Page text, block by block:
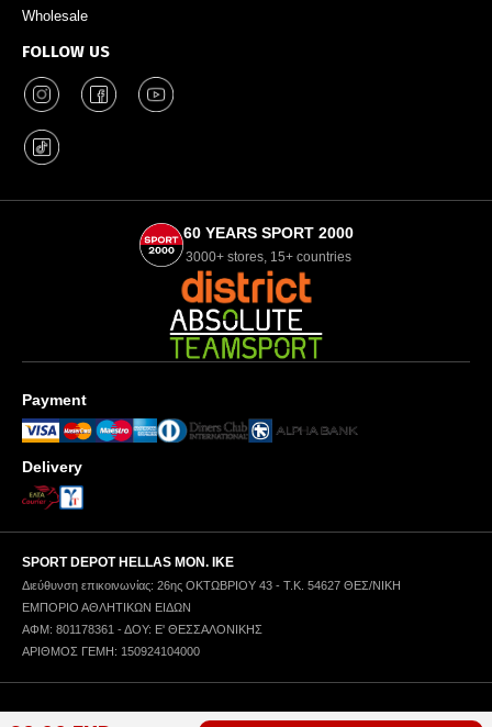
Wholesale
FOLLOW US
60 YEARS SPORT 2000
3000+ stores, 15+ countries
Payment
Delivery
SPORT DEPOT HELLAS ΜΟΝ. ΙΚΕ
Διεύθυνση επικοινωνίας: 26ης ΟΚΤΩΒΡΙΟΥ 43 - Τ.Κ. 54627 ΘΕΣ/ΝΙΚΗ
ΕΜΠΟΡΙΟ ΑΘΛΗΤΙΚΩΝ ΕΙΔΩΝ
ΑΦΜ: 801178361 - ΔΟΥ: Ε' ΘΕΣΣΑΛΟΝΙΚΗΣ
ΑΡΙΘΜΟΣ ΓΕΜΗ: 150924104000